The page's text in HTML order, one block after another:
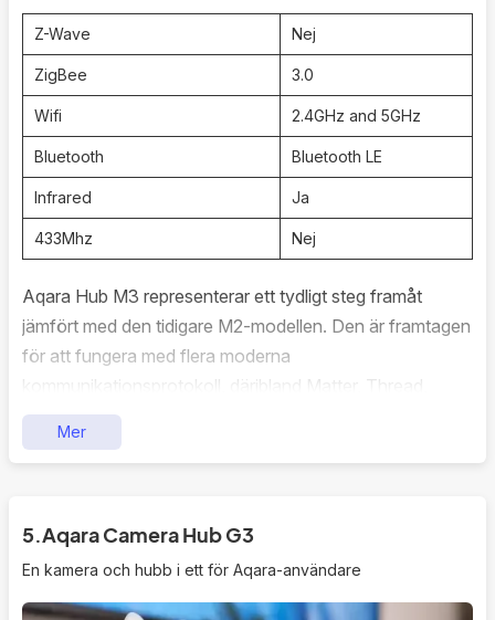
Z-Wave Nej
ZigBee 3.0
Wifi 2.4GHz and 5GHz
Bluetooth Bluetooth LE
Infrared Ja
433Mhz Nej
Aqara Hub M3 representerar ett tydligt steg framåt
jämfört med den tidigare M2-modellen. Den är framtagen
för att fungera med flera moderna
kommunikationsprotokoll, däribland Matter, Thread,
Zigbee och Bluetooth. Tack vare detta breddade stöd
fungerar den som en central enhet för att koppla
Border Router och Zigbee-brygga – vilket innebär att den
kan länka samman enheter från olika generationer och
tillverkare inom samma ekosystem.
Mer
5.Aqara Camera Hub G3
En kamera och hubb i ett för Aqara-användare